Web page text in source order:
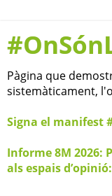
Pàgina que
sistemàticament,
Signa el manifest
Informe 8M 2026:
als espais